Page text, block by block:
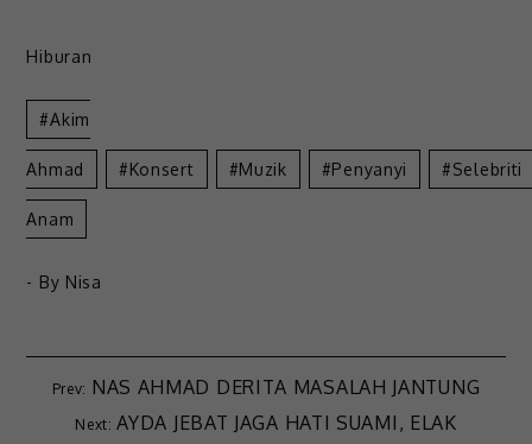
Hiburan
Akim
Ahmad Konsert Muzik Penyanyi Selebriti
Anam
- By Nisa
NAS AHMAD DERITA MASALAH JANTUNG
AYDA JEBAT JAGA HATI SUAMI, ELAK